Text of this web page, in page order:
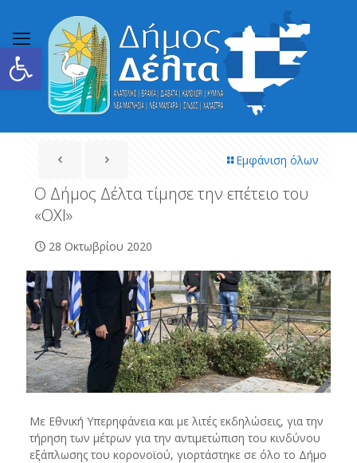
Ανοίξτε τη γραμμή εργαλείων
Εμφάνιση όλων
Ο Δήμος Δέλτα τίμησε την επέτειο του
«ΟΧΙ»
28 Οκτωβρίου 2020
Με Εθνική Υπερηφάνεια και με λιτές εκδηλώσεις, για την
τήρηση των μέτρων για την αντιμετώπιση του κινδύνου
εξάπλωσης του κορονοϊού, γιορτάστηκε σε όλο το Δήμο